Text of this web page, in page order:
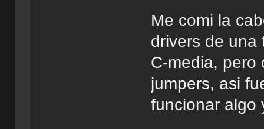
Me comi la
drivers de una
C-media, pero
jumpers, asi
funcionar algo